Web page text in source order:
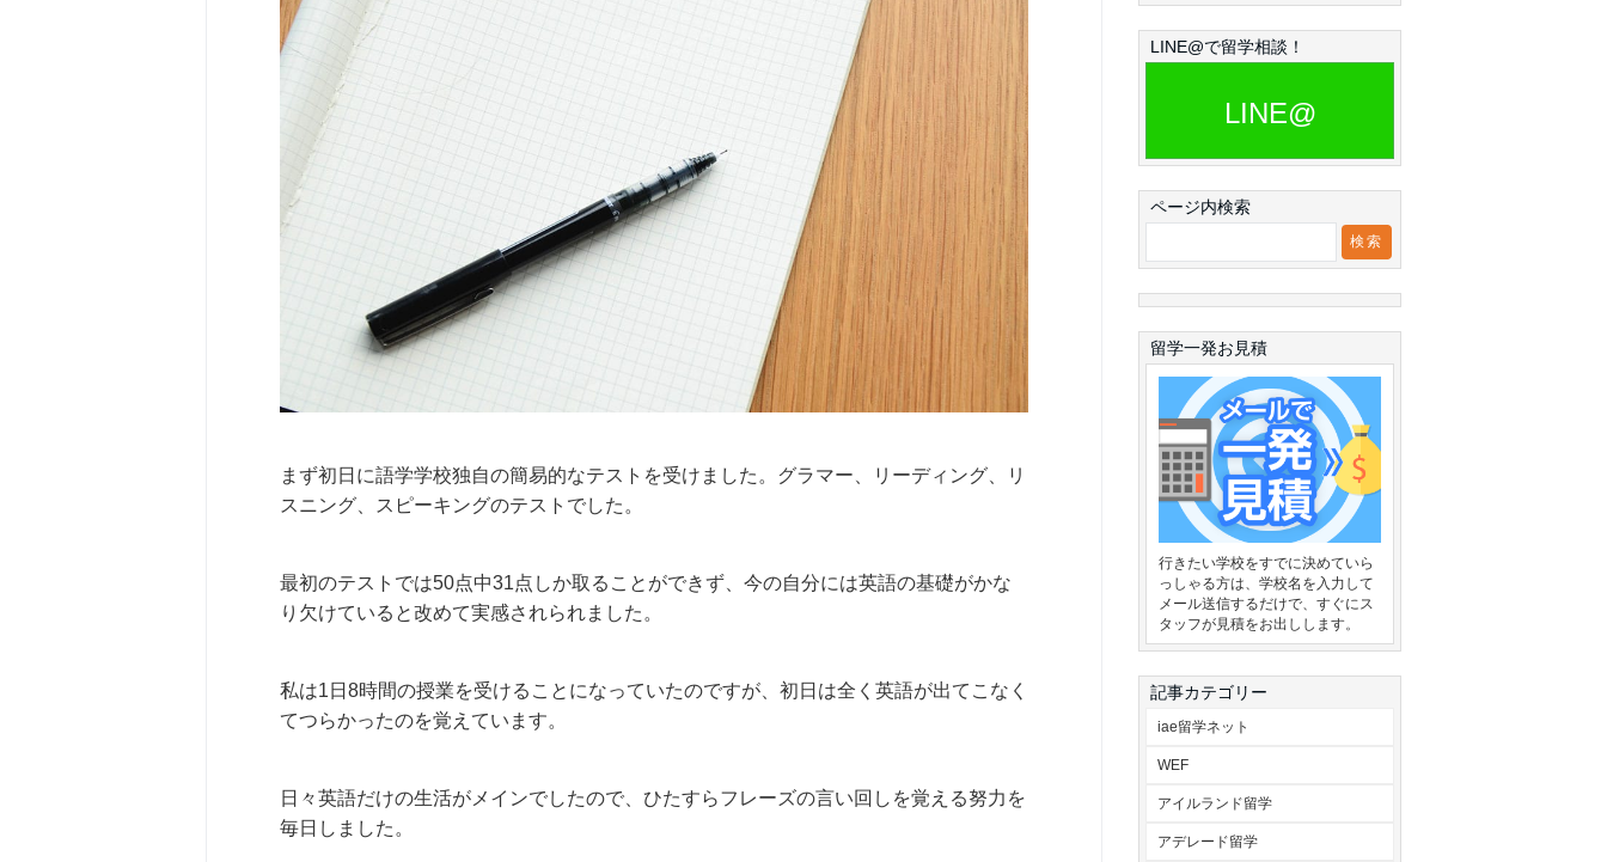
まず初日に語学学校独自の簡易的なテストを受けました。グラマー、リーディング、リ
スニング、スピーキングのテストでした。
最初のテストでは50点中31点しか取ることができず、今の自分には英語の基礎がかな
り欠けていると改めて実感されられました。
私は1日8時間の授業を受けることになっていたのですが、初日は全く英語が出てこなく
てつらかったのを覚えています。
日々英語だけの生活がメインでしたので、ひたすらフレーズの言い回しを覚える努力を
毎日しました。
LINE@で留学相談！
LINE@
ページ内検索
留学一発お見積
行きたい学校をすでに決めていら
っしゃる方は、学校名を入力して
メール送信するだけで、すぐにス
タッフが見積をお出しします。
記事カテゴリー
iae留学ネット
WEF
アイルランド留学
アデレード留学